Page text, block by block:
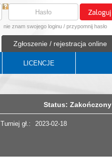
nie znam swojego loginu / przypomnij hasło
Zgłoszenie / rejestracja online
LICENCJE
Status: Zakończony
Turniej gł.: 2023-02-18